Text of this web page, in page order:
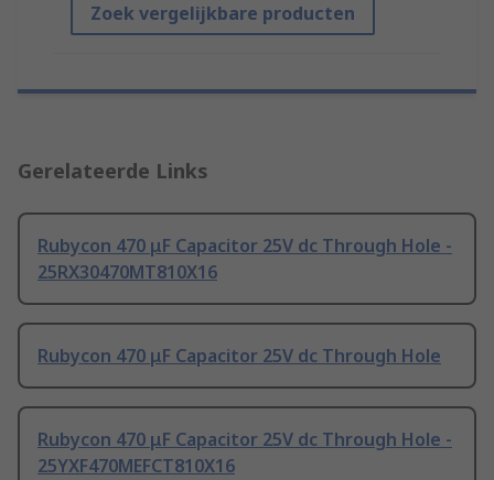
Zoek vergelijkbare producten
Gerelateerde Links
Rubycon 470 μF Capacitor 25V dc Through Hole -
25RX30470MT810X16
Rubycon 470 μF Capacitor 25V dc Through Hole
Rubycon 470 μF Capacitor 25V dc Through Hole -
25YXF470MEFCT810X16